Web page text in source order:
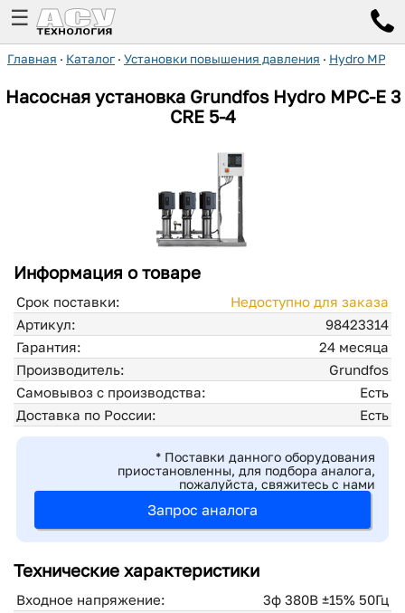
☰
Главная · Каталог · Установки повышения давления · Hydro MPC-E
Насосная установка Grundfos Hydro MPC-E 3
CRE 5-4
Информация о товаре
Срок поставки:
Недоступно для заказа
Артикул:
98423314
Гарантия:
24 месяца
Производитель:
Grundfos
Самовывоз с производства:
Есть
Доставка по России:
Есть
* Поставки данного оборудования
приостановленны, для подбора аналога,
пожалуйста, свяжитесь с нами
Запрос аналога
Технические характеристики
Входное напряжение:
3ф 380В ±15% 50Гц